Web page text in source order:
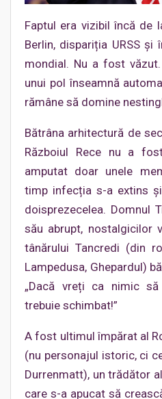
Faptul era vizibil încă de
Berlin, dispariția URSS și
mondial. Nu a fost
unui pol înseamnă
rămâne să domine
Bătrâna arhitectură de
Războiul Rece nu a
amputat doar unele
timp infecția s-a extins
doisprezecelea. Domnul
său abrupt, nostalgicilor
tânărului Tancredi (din
Lampedusa, Ghepardul)
„Dacă vreți ca nimic
trebuie schimbat!”
A fost ultimul împărat al
(nu personajul istoric, ci
Durrenmatt), un trădător
care s-a apucat să